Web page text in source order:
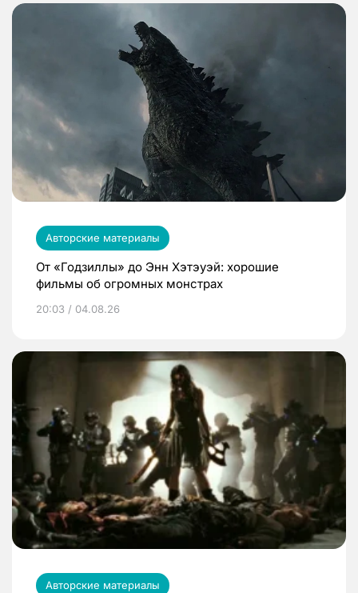
Авторские материалы
От «Годзиллы» до Энн Хэтэуэй: хорошие
фильмы об огромных монстрах
20:03 / 04.08.26
Авторские материалы